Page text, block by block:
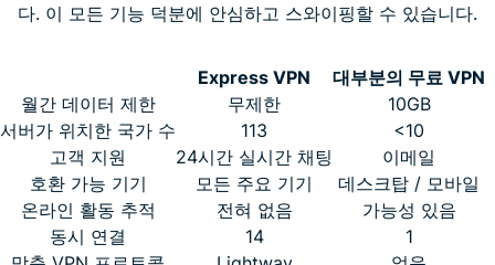
다. 이 모든 기능 덕분에 안심하고 스와이핑할 수 있습니다.
Express VPN
대부분의 무료 VPN
월간 데이터 제한
무제한
10GB
서버가 위치한 국가 수
113
<10
고객 지원
24시간 실시간 채팅
이메일
호환 가능 기기
모든 주요 기기
데스크탑 / 모바일
온라인 활동 추적
전혀 없음
가능성 있음
동시 연결
14
1